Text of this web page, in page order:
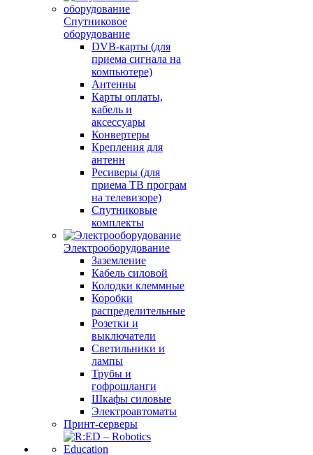
Спутниковое
оборудование
DVB-карты (для
приема сигнала на
компьютере)
Антенны
Карты оплаты,
кабель и
аксессуары
Конвертеры
Крепления для
антенн
Ресиверы (для
приема ТВ програм
на телевизоре)
Спутниковые
комплекты
Электрооборудование
Заземление
Кабель силовой
Колодки клеммные
Коробки
распределительные
Розетки и
выключатели
Светильники и
лампы
Трубы и
гофрошланги
Шкафы силовые
Электроавтоматы
Принт-серверы